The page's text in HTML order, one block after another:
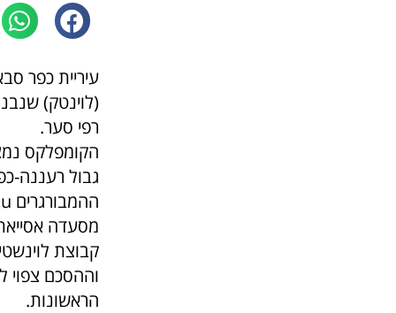
(לוינטק)
רפי סער.
גבול רעננה-
וההסכם צפוי
הראשונות.